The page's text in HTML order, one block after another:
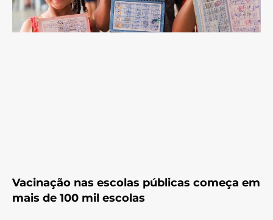
Vacinação nas escolas públicas começa em
mais de 100 mil escolas